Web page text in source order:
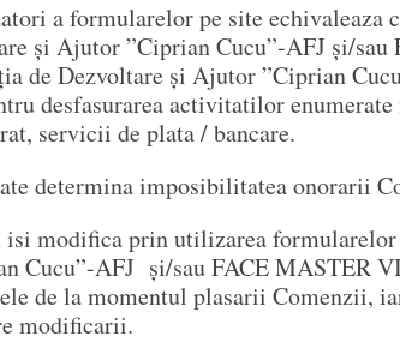
a formularelor pe site echivaleaza
și Ajutor ”Ciprian Cucu”-AFJ și/
de Dezvoltare și Ajutor ”Ciprian
desfasurarea activitatilor
servicii de plata / bancare.
determina imposibilitatea onorarii
modifica prin utilizarea
Cucu”-AFJ și/sau FACE MASTER
de la momentul plasarii Comenzii,
modificarii.